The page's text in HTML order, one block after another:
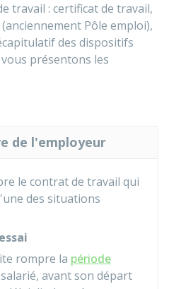
travail : certificat de travail,
Pôle emploi),
des dispositifs
présentons les
de l'employeur
le contrat de travail qui
des situations
rompre la période
avant son départ